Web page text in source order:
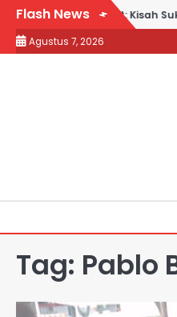
Skip
content
Flash News
Goreng H. Slamet: Kisah
Agustus 7, 2026
Tag: Pablo